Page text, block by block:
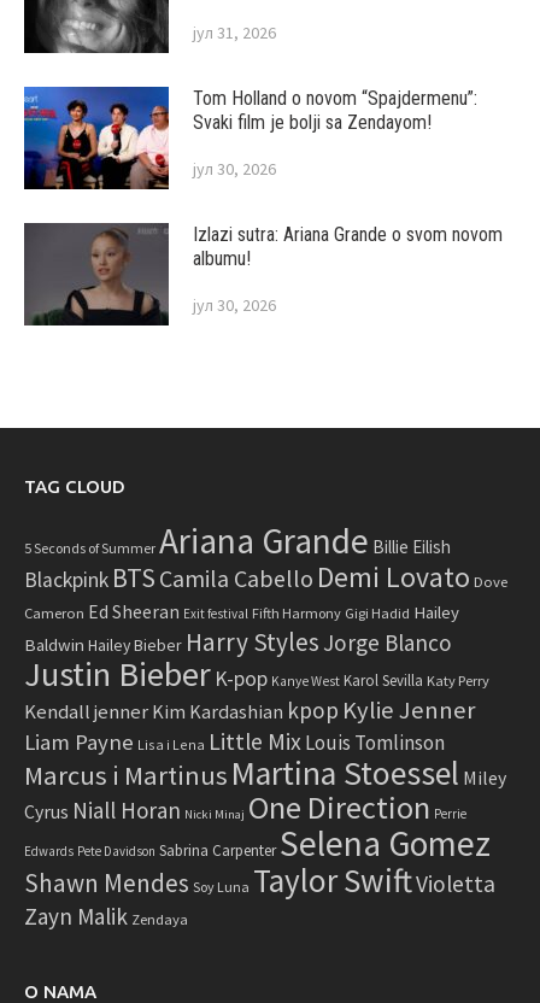
јул 31, 2026
Tom Holland o novom “Spajdermenu”:
Svaki film je bolji sa Zendayom!
јул 30, 2026
Izlazi sutra: Ariana Grande o svom novom
albumu!
јул 30, 2026
TAG CLOUD
5 Seconds of Summer Ariana Grande Billie Eilish
Blackpink BTS Camila Cabello Demi Lovato Dove
Cameron Ed Sheeran Exit festival Fifth Harmony Gigi Hadid Hailey
Baldwin Hailey Bieber Harry Styles Jorge Blanco
Justin Bieber K-pop Kanye West Karol Sevilla Katy Perry
Kendall jenner Kim Kardashian kpop Kylie Jenner
Liam Payne Lisa i Lena Little MixLouis Tomlinson
Marcus i Martinus Martina Stoessel Miley
Cyrus Niall Horan Nicki Minaj One Direction Perrie
Edwards Pete Davidson Sabrina Carpenter Selena Gomez
Shawn Mendes Soy Luna Taylor SwiftVioletta
Zayn Malik Zendaya
O NAMA